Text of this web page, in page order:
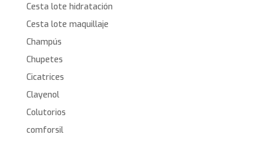
Cesta lote hidratación
Cesta lote maquillaje
Champús
Chupetes
Cicatrices
Clayenol
Colutorios
comforsil